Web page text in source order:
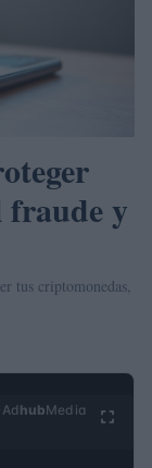
fraude y
tus criptomonedas,
Ad hubMedia